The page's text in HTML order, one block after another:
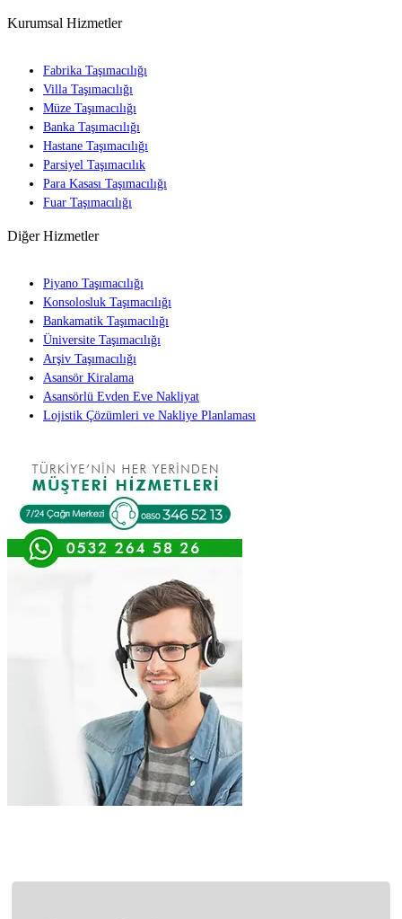
Kurumsal Hizmetler
Fabrika Taşımacılığı
Villa Taşımacılığı
Müze Taşımacılığı
Banka Taşımacılığı
Hastane Taşımacılığı
Parsiyel Taşımacılık
Para Kasası Taşımacılığı
Fuar Taşımacılığı
Diğer Hizmetler
Piyano Taşımacılığı
Konsolosluk Taşımacılığı
Bankamatik Taşımacılığı
Üniversite Taşımacılığı
Arşiv Taşımacılığı
Asansör Kiralama
Asansörlü Evden Eve Nakliyat
Lojistik Çözümleri ve Nakliye Planlaması